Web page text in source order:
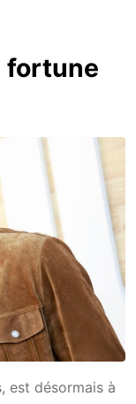
fortune
est désormais à